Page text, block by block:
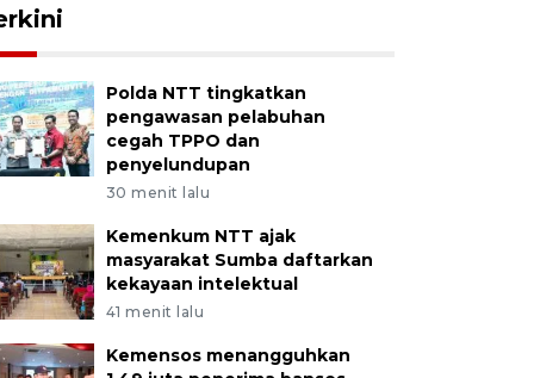
Polda NTT tingkatkan
pengawasan pelabuhan
cegah TPPO dan
penyelundupan
30 menit lalu
Kemenkum NTT ajak
masyarakat Sumba daftarkan
kekayaan intelektual
41 menit lalu
Kemensos menangguhkan